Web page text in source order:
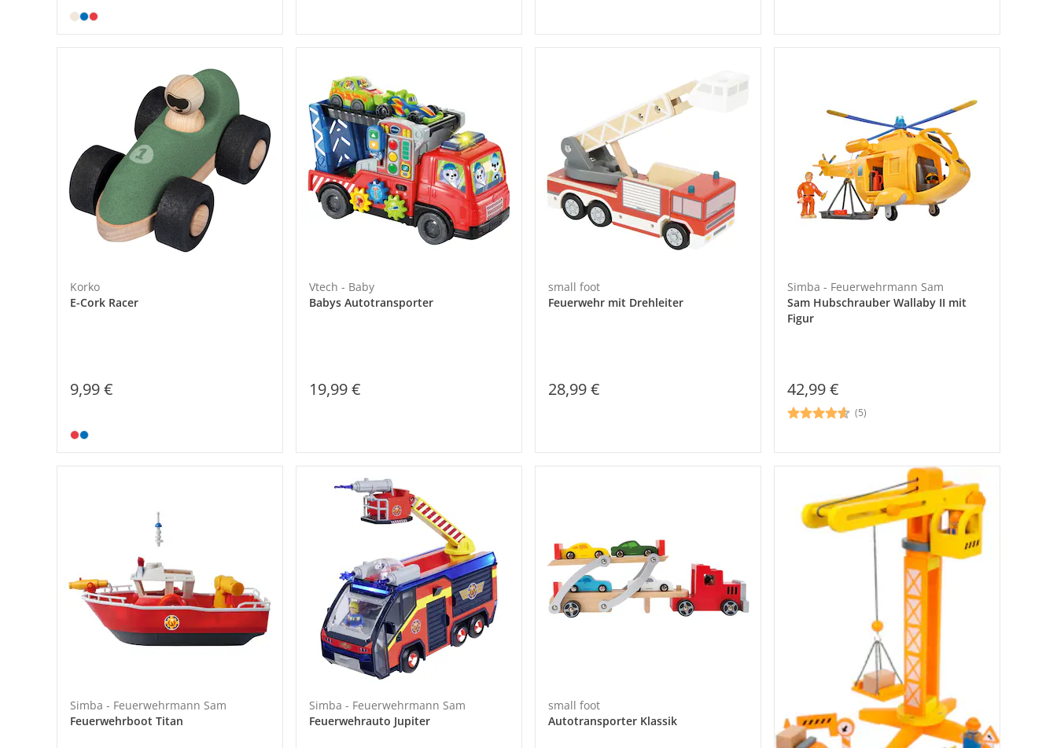
Korko
E-Cork Racer
9,99 €
Vtech - Baby
Babys Autotransporter
19,99 €
small foot
Feuerwehr mit Drehleiter
28,99 €
Simba - Feuerwehrmann Sam
Sam Hubschrauber Wallaby II mit
Figur
42,99 €
(5)
Simba - Feuerwehrmann Sam
Feuerwehrboot Titan
Simba - Feuerwehrmann Sam
Feuerwehrauto Jupiter
small foot
Autotransporter Klassik